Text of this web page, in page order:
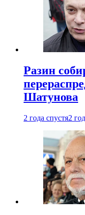
Разин
Шатунова
2 года спустя2